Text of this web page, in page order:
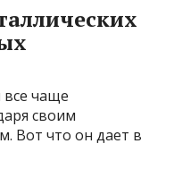
чаще
своим
Вот что он дает в